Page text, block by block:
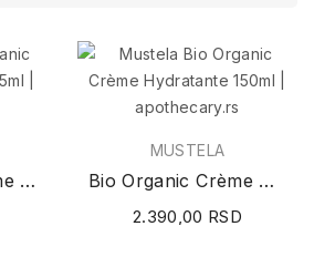
Bio Organic Baume Universel 75ml
MUSTELA
Bio Organic Crème Hydratante 150ml
2.390,00 RSD